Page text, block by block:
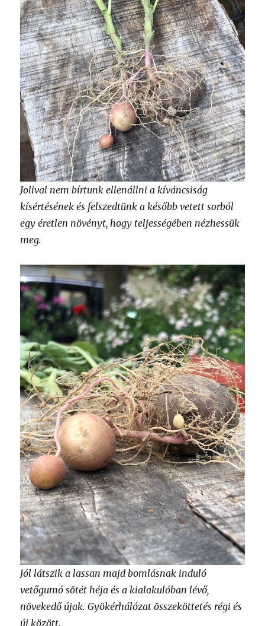
Jolival nem bírtunk ellenállni a kíváncsiság
kísértésének és felszedtünk a később vetett sorból
egy éretlen növényt, hogy teljességében nézhessük
meg.
Jól látszik a lassan majd bomlásnak induló
vetőgumó sötét héja és a kialakulóban lévő,
növekedő újak. Gyökérhálózat összeköttetés régi és
új között.